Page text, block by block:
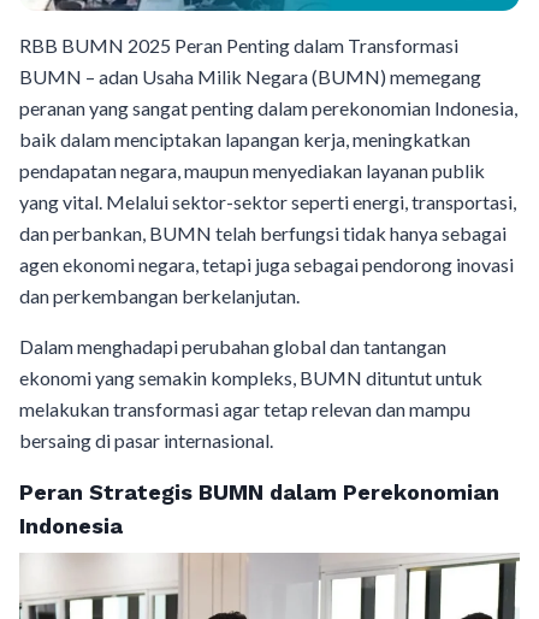
RBB BUMN 2025 Peran Penting dalam Transformasi
BUMN – adan Usaha Milik Negara (BUMN) memegang
peranan yang sangat penting dalam perekonomian Indonesia,
baik dalam menciptakan lapangan kerja, meningkatkan
pendapatan negara, maupun menyediakan layanan publik
yang vital. Melalui sektor-sektor seperti energi, transportasi,
dan perbankan, BUMN telah berfungsi tidak hanya sebagai
agen ekonomi negara, tetapi juga sebagai pendorong inovasi
dan perkembangan berkelanjutan.
Dalam menghadapi perubahan global dan tantangan
ekonomi yang semakin kompleks, BUMN dituntut untuk
melakukan transformasi agar tetap relevan dan mampu
bersaing di pasar internasional.
Peran Strategis BUMN dalam Perekonomian
Indonesia